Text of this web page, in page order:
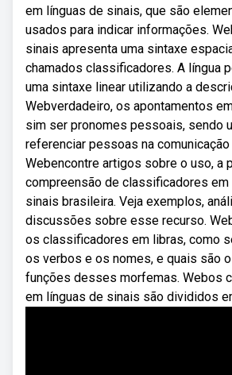
em línguas de sinais, que são
usados para indicar informações.
sinais apresenta uma sintaxe
chamados classificadores. A língua
uma sintaxe linear utilizando a
Webverdadeiro, os apontamentos
sim ser pronomes pessoais, sendo
referenciar pessoas na
Webencontre artigos sobre o uso, a
compreensão de classificadores em
sinais brasileira. Veja exemplos,
discussões sobre esse recurso.
os classificadores em libras, como
os verbos e os nomes, e quais são
funções desses morfemas. Webos
em línguas de sinais são divididos